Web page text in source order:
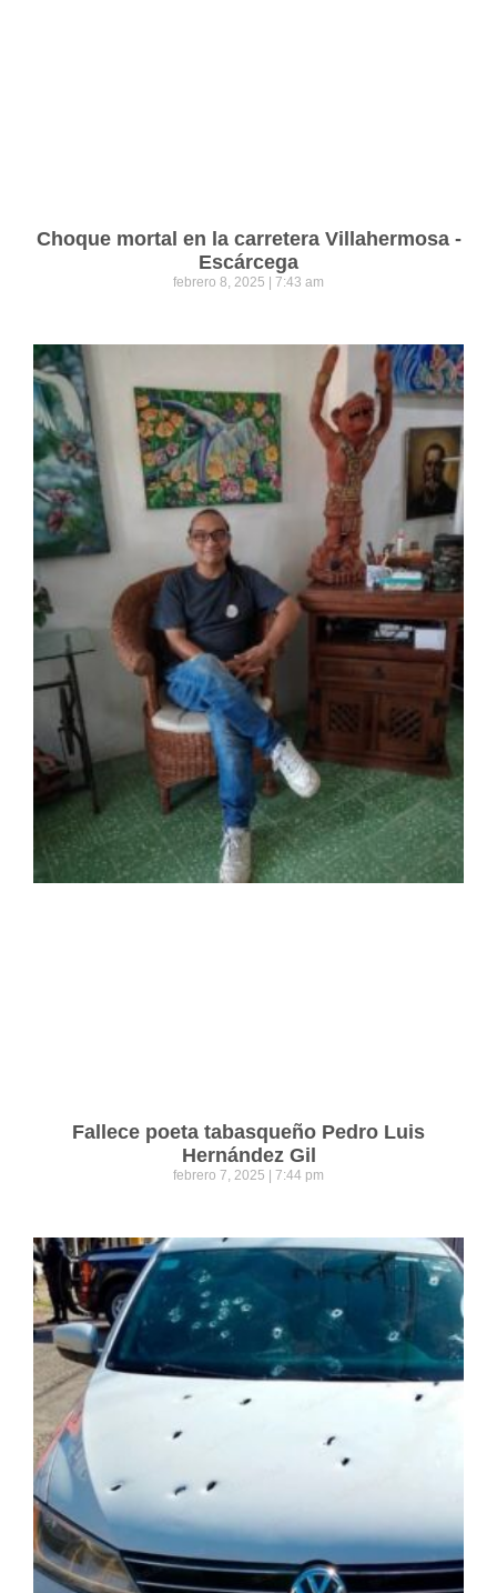
Choque mortal en la carretera Villahermosa -
Escárcega
febrero 8, 2025 7:43 am
Fallece poeta tabasqueño Pedro Luis
Hernández Gil
febrero 7, 2025 7:44 pm